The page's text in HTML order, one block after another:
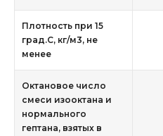
Плотность при 15
град.С, кг/м3, не
менее
Октановое число
смеси изооктана и
нормального
гептана, взятых в